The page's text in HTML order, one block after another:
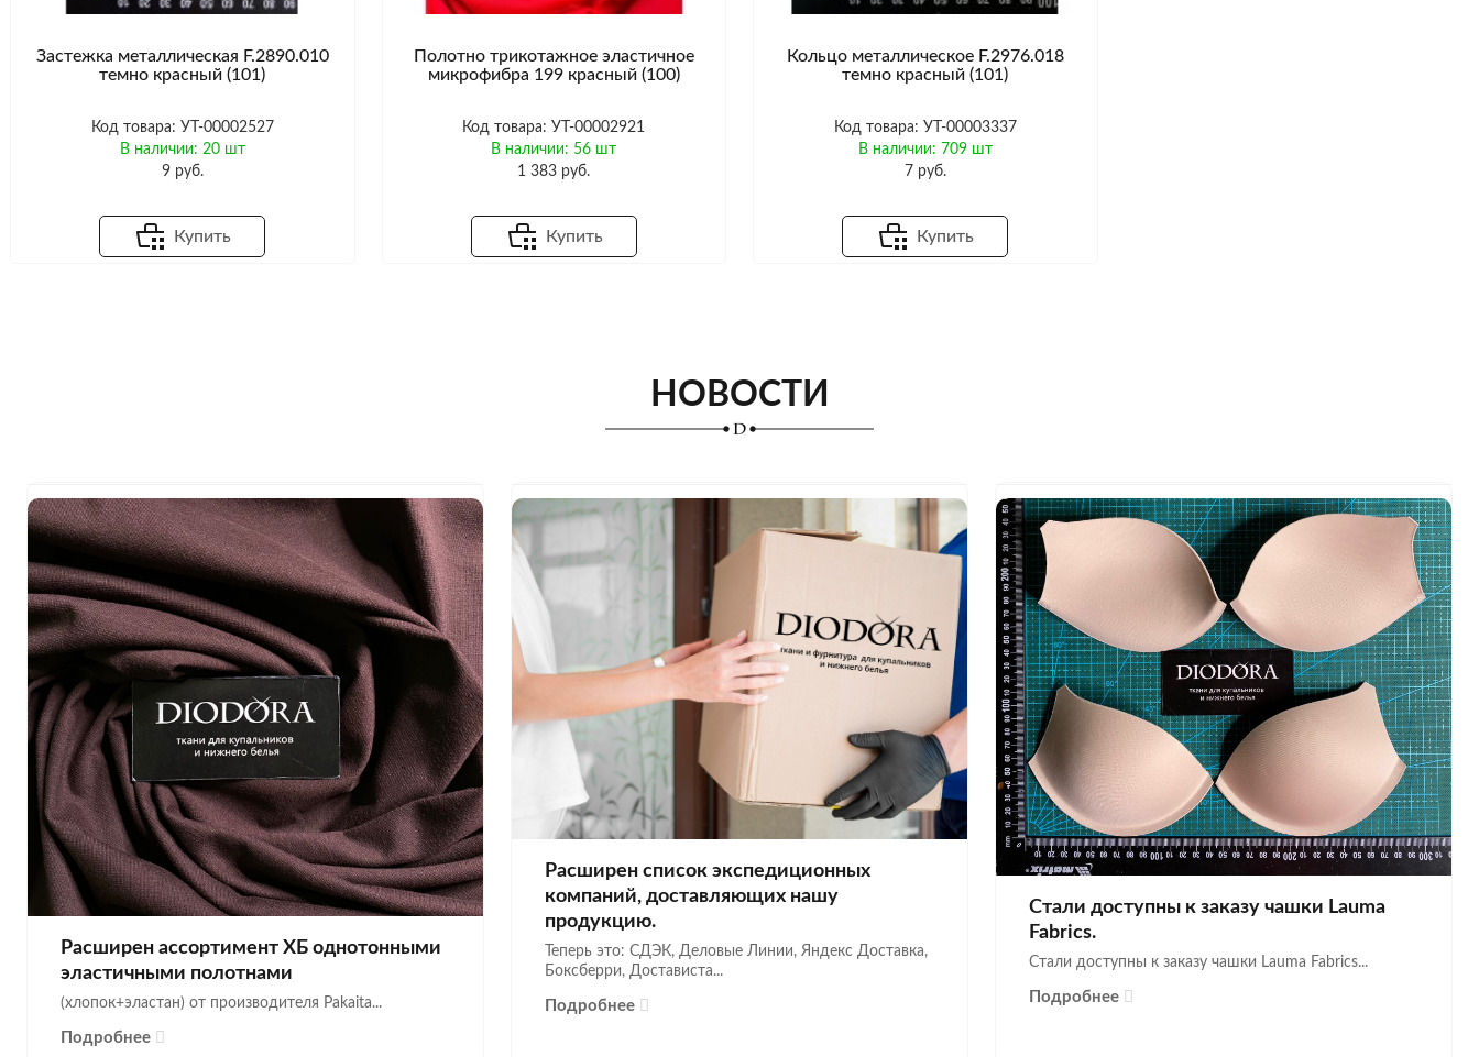
Застежка металлическая F.2890.010
темно красный (101)
Код товара: УТ-00002527
В наличии: 20 шт
9 руб.
Купить
Полотно трикотажное эластичное
микрофибра 199 красный (100)
Код товара: УТ-00002921
В наличии: 56 шт
1 383 руб.
Купить
Кольцо металлическое F.2976.018
темно красный (101)
Код товара: УТ-00003337
В наличии: 709 шт
7 руб.
Купить
НОВОСТИ
Расширен ассортимент ХБ однотонными
эластичными полотнами
(хлопок+эластан) от производителя Pakaita...
Подробнее
Расширен список экспедиционных
компаний, доставляющих нашу
продукцию.
Теперь это: СДЭК, Деловые Линии, Яндекс Доставка,
Боксберри, Достависта...
Подробнее
Стали доступны к заказу чашки Lauma
Fabrics.
Стали доступны к заказу чашки Lauma Fabrics...
Подробнее